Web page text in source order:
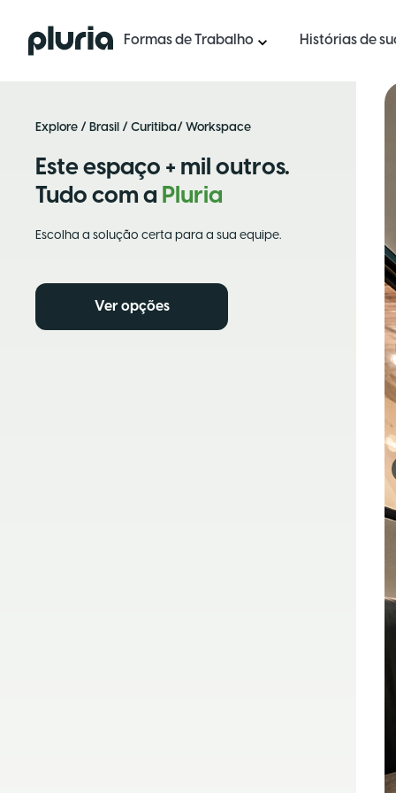
Logo Pluria Formas de Trabalho Histórias de
Explore / Brasil / Curitiba/ Workspace
Este espaço + mil outros.
Tudo com a Pluria
Escolha a solução certa para a sua equipe.
Ver opções